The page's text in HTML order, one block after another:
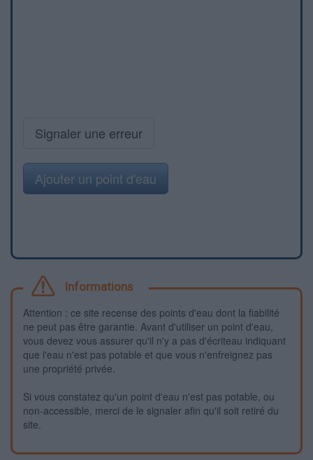
Signaler une erreur
Ajouter un point d'eau
Informations
Attention : ce site recense des points d'eau dont la fiabilité
ne peut pas être garantie. Avant d'utiliser un point d'eau,
vous devez vous assurer qu'il n'y a pas d'écriteau indiquant
que l'eau n'est pas potable et que vous n'enfreignez pas
une propriété privée.
Si vous constatez qu'un point d'eau n'est pas potable, ou
non-accessible, merci de le signaler afin qu'il soit retiré du
site.